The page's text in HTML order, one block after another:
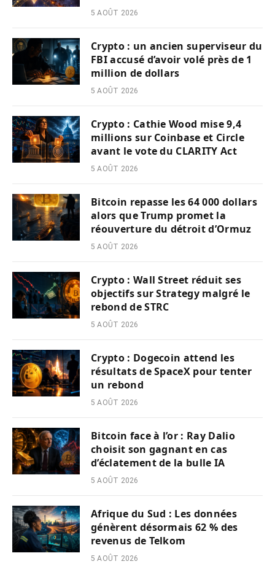
5 AOÛT 2026
Crypto : un ancien superviseur du
FBI accusé d’avoir volé près de 1
million de dollars
5 AOÛT 2026
Crypto : Cathie Wood mise 9,4
millions sur Coinbase et Circle
avant le vote du CLARITY Act
5 AOÛT 2026
Bitcoin repasse les 64 000 dollars
alors que Trump promet la
réouverture du détroit d’Ormuz
5 AOÛT 2026
Crypto : Wall Street réduit ses
objectifs sur Strategy malgré le
rebond de STRC
5 AOÛT 2026
Crypto : Dogecoin attend les
résultats de SpaceX pour tenter
un rebond
5 AOÛT 2026
Bitcoin face à l’or : Ray Dalio
choisit son gagnant en cas
d’éclatement de la bulle IA
5 AOÛT 2026
Afrique du Sud : Les données
génèrent désormais 62 % des
revenus de Telkom
5 AOÛT 2026